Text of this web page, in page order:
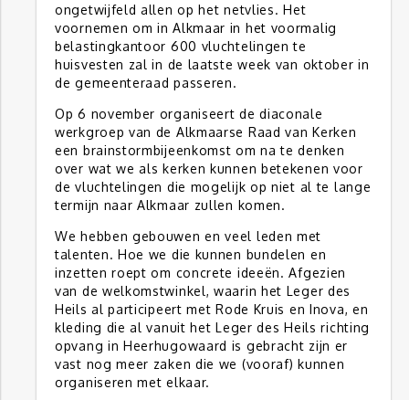
ongetwijfeld allen op het netvlies. Het
voornemen om in Alkmaar in het voormalig
belastingkantoor 600 vluchtelingen te
huisvesten zal in de laatste week van oktober in
de gemeenteraad passeren.
Op 6 november organiseert de diaconale
werkgroep van de Alkmaarse Raad van Kerken
een brainstormbijeenkomst om na te denken
over wat we als kerken kunnen betekenen voor
de vluchtelingen die mogelijk op niet al te lange
termijn naar Alkmaar zullen komen.
We hebben gebouwen en veel leden met
talenten. Hoe we die kunnen bundelen en
inzetten roept om concrete ideeën. Afgezien
van de welkomstwinkel, waarin het Leger des
Heils al participeert met Rode Kruis en Inova, en
kleding die al vanuit het Leger des Heils richting
opvang in Heerhugowaard is gebracht zijn er
vast nog meer zaken die we (vooraf) kunnen
organiseren met elkaar.